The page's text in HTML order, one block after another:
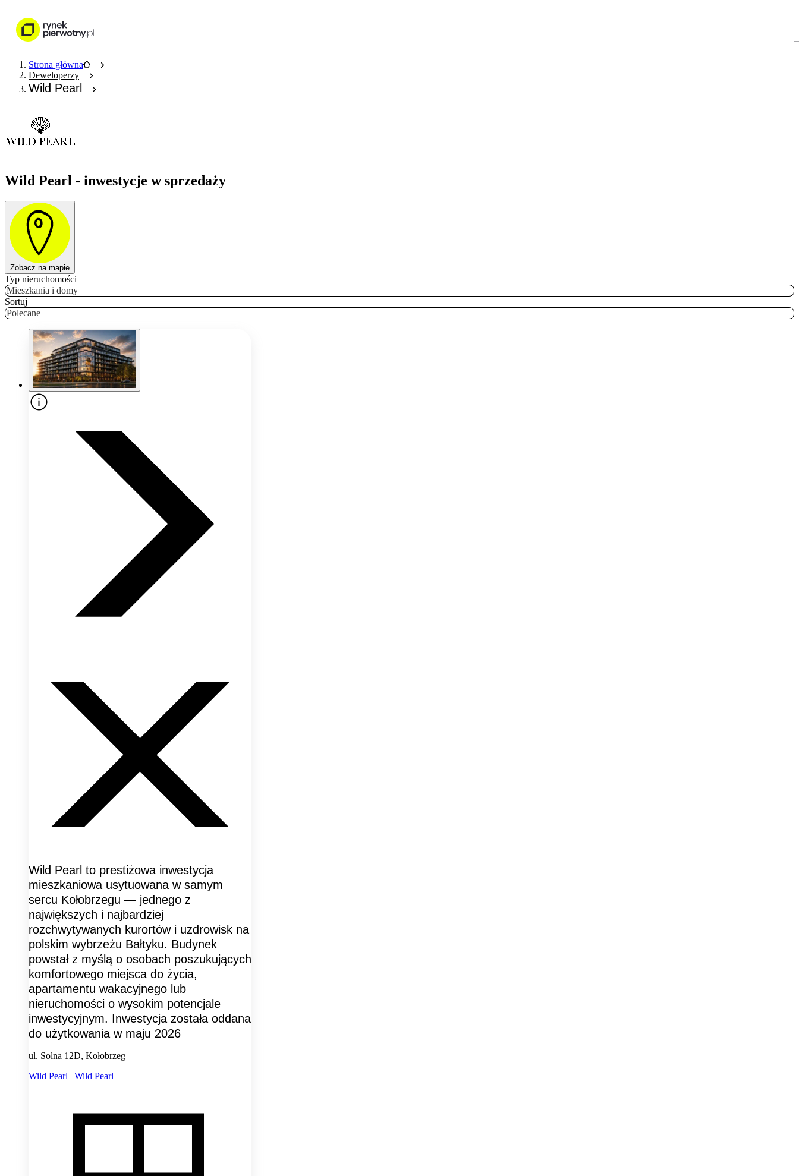
Nieruchomości
Strona główna
Deweloperzy
Wild Pearl
Wild Pearl - inwestycje w sprzedaży
Zobacz na mapie
Typ nieruchomości
Mieszkania i domy
Sortuj
Polecane
Wild Pearl to prestiżowa inwestycja
mieszkaniowa usytuowana w samym
sercu Kołobrzegu — jednego z
największych i najbardziej
rozchwytywanych kurortów i uzdrowisk na
polskim wybrzeżu Bałtyku. Budynek
powstał z myślą o osobach poszukujących
komfortowego miejsca do życia,
apartamentu wakacyjnego lub
nieruchomości o wysokim potencjale
inwestycyjnym. Inwestycja została oddana
do użytkowania w maju 2026
ul. Solna 12D, Kołobrzeg
Wild Pearl | Wild Pearl